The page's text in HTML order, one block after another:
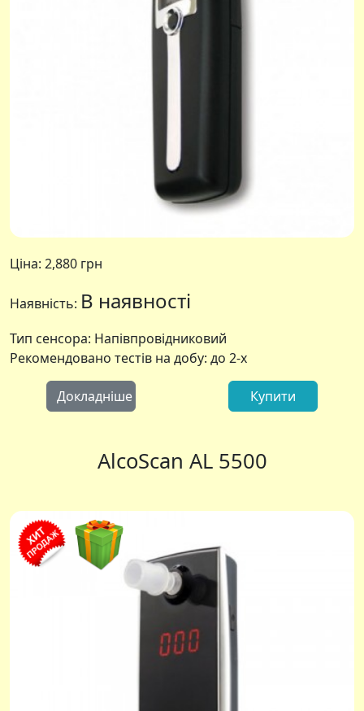
Ціна: 2,880 грн
Наявність: В наявності
Тип сенсора: Напівпровідниковий
Рекомендовано тестів на добу: до 2-х
Докладніше Купити
AlcoScan AL 5500